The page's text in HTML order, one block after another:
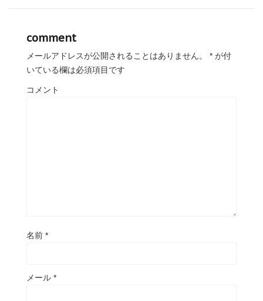
comment
メールアドレスが公開されることはありません。 * が付
いている欄は必須項目です
コメント
名前 *
メール *